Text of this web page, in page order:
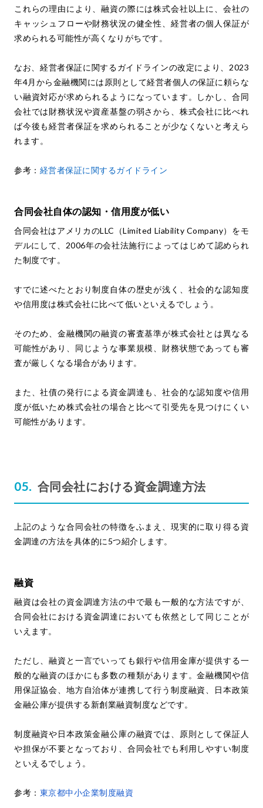
これらの理由により、融資の際には株式会社以上に、会社の
キャッシュフローや財務状況の健全性、経営者の個人保証が
求められる可能性が高くなりがちです。
なお、経営者保証に関するガイドラインの改定により、2023
年4月から金融機関には原則として経営者個人の保証に頼らな
い融資対応が求められるようになっています。しかし、合同
会社では財務状況や資産基盤の弱さから、株式会社に比べれ
ば今後も経営者保証を求められることが少なくないと考えら
れます。
参考： 経営者保証に関するガイドライン
合同会社自体の認知・信用度が低い
合同会社はアメリカのLLC（Limited Liability Company）をモ
デルにして、2006年の会社法施行によってはじめて認められ
た制度です。
すでに述べたとおり制度自体の歴史が浅く、社会的な認知度
や信用度は株式会社に比べて低いといえるでしょう。
そのため、金融機関の融資の審査基準が株式会社とは異なる
可能性があり、同じような事業規模、財務状態であっても審
査が厳しくなる場合があります。
また、社債の発行による資金調達も、社会的な認知度や信用
度が低いため株式会社の場合と比べて引受先を見つけにくい
可能性があります。
合同会社における資金調達方法
上記のような合同会社の特徴をふまえ、現実的に取り得る資
金調達の方法を具体的に5つ紹介します。
融資
融資は会社の資金調達方法の中で最も一般的な方法ですが、
合同会社における資金調達においても依然として同じことが
いえます。
ただし、融資と一言でいっても銀行や信用金庫が提供する一
般的な融資のほかにも多数の種類があります。金融機関や信
用保証協会、地方自治体が連携して行う制度融資、日本政策
金融公庫が提供する新創業融資制度などです。
制度融資や日本政策金融公庫の融資では、原則として保証人
や担保が不要となっており、合同会社でも利用しやすい制度
といえるでしょう。
参考： 東京都中小企業制度融資